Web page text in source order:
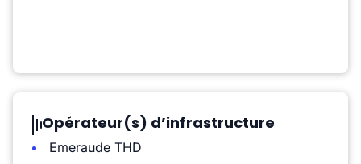
Opérateur(s) d’infrastructure
Emeraude THD